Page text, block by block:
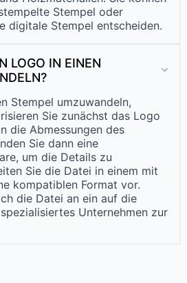
Stempel oder
digitale Stempel entscheiden.
LOGO IN EINEN
Stempel umzuwandeln,
Sie zunächst das Logo
die Abmessungen des
Sie dann eine
um die Details zu
Sie die Datei in einem mit
kompatiblen Format vor.
die Datei an ein auf die
Unternehmen zur